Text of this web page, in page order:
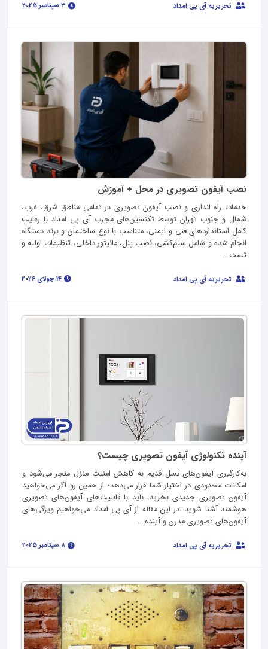
تحریریه آی پی امداد
نصب آیفون تصویری در محل + آموزش
خدمات راه‌ اندازی و نصب آیفون تصویری در تمامی مناطق شرق، غرب،
شمال و جنوب تهران توسط تکنسین‌های مجرب آی‌ پی امداد با رعایت
کامل استانداردهای فنی و ایمنی، متناسب با نوع ساختمان و برند دستگاه
انجام شده و شامل سیم‌کشی، نصب پنل، مانیتور داخلی، تنظیمات اولیه و
تست...
تحریریه آی پی امداد
آینده تکنولوژی آیفون تصویری چیست؟
به‌کارگیری آیفون‌های نسل قدیم به کاهش امنیت منزل منجر می‌شود و
امکانات محدودی در اختیار شما قرار می‌دهد؛ از همین‌ رو اگر می‌خواهید
آیفون تصویری جدیدی بخرید، باید با قابلیت‌های آیفون‌های تصویری
هوشمند آشنا شوید. در این مقاله از آی پی امداد می‌خواهیم ویژگی‌های
آیفون‌های تصویری مدرن و آینده...
تحریریه آی پی امداد